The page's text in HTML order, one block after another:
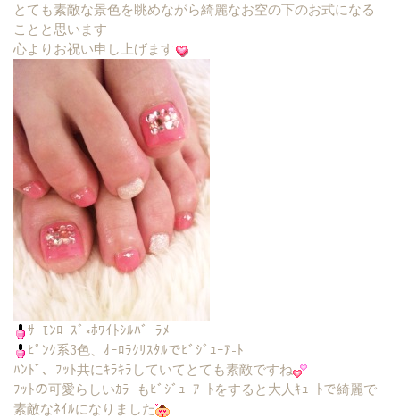
とても素敵な景色を眺めながら綺麗なお空の下のお式になる
ことと思います
心よりお祝い申し上げます
ｻｰﾓﾝﾛｰｽﾞ×ﾎﾜｲﾄｼﾙﾊﾞｰﾗﾒ
ﾋﾟﾝｸ系3色、ｵｰﾛﾗｸﾘｽﾀﾙでﾋﾞｼﾞｭｰｱ-ﾄ
ﾊﾝﾄﾞ、ﾌｯﾄ共にｷﾗｷﾗしていてとても素敵ですね
ﾌｯﾄの可愛らしいｶﾗｰもﾋﾞｼﾞｭｰｱｰﾄをすると大人ｷｭｰﾄで綺麗で
素敵なﾈｲﾙになりました